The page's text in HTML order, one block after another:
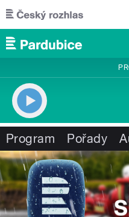
Přejít k hlavnímu obsahu
Program Pořady